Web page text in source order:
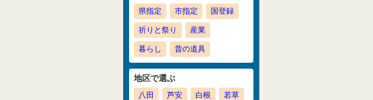
県指定 市指定 国登録
祈りと祭り 産業
暮らし 昔の道具
地区で選ぶ
八田 芦安 白根 若草